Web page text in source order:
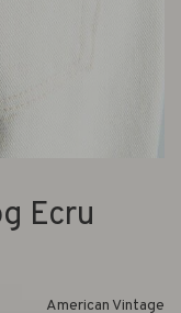
Ecru
American Vintage